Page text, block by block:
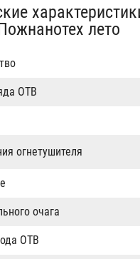
лето
ОТВ
огнетушителя
очага
ОТВ